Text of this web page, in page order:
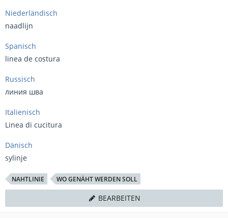
Niederländisch
naadlijn
Spanisch
linea de costura
Russisch
линия шва
Italienisch
Linea di cucitura
Dänisch
sylinje
NAHTLINIE WO GENÄHT WERDEN SOLL
BEARBEITEN